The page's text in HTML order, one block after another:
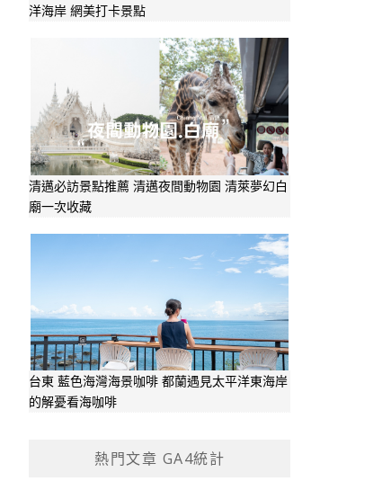
洋海岸 網美打卡景點
清邁必訪景點推薦 清邁夜間動物園 清萊夢幻白
廟一次收藏
台東 藍色海灣海景咖啡 都蘭遇見太平洋東海岸
的解憂看海咖啡
熱門文章 GA4統計